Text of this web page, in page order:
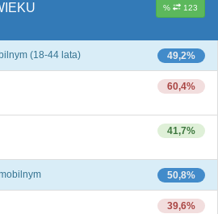
% 123
49,2%
(18-44 lata)
60,4%
41,7%
50,8%
39,6%